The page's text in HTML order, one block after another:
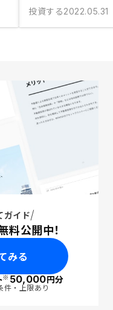
投資する2022.05.31
ガイド
料公開中！
みる
※50,000円分
・上限あり